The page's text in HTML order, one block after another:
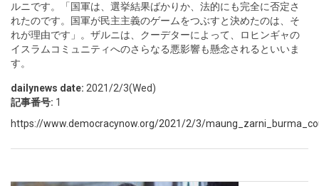
ルニです。「国軍は、選挙結果ばかりか、法的にも完全に否定さ
れたのです。国軍が民主主義のゲームをつぶすと決めたのは、そ
れが理由です」。ザルニは、クーデターによって、ロヒンギャの
イスラムコミュニティへのさらなる悪影響も懸念されるといいま
す。
dailynews date: 2021/2/3(Wed)
記事番号: 1
https://www.democracynow.org/2021/2/3/